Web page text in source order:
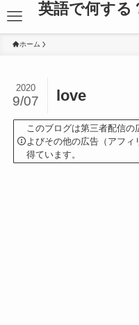
英語で何する
ホーム
love
2020
9/07
このブログは第三者配信の
よびその他の広告（アフ
得ています。